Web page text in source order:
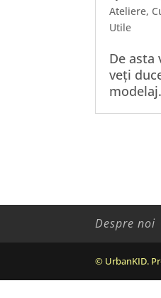
Ateliere,
Utile
De asta
veți
modelaj.
Despre noi
© UrbanKID.